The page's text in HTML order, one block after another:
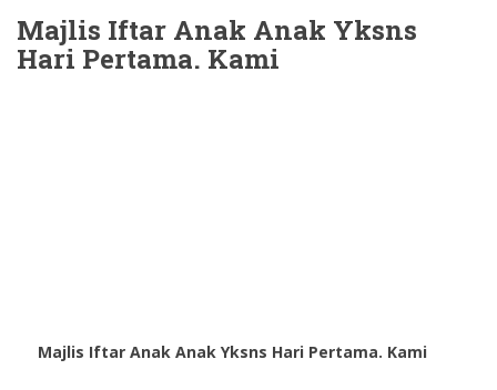
Majlis Iftar Anak Anak Yksns
Hari Pertama. Kami
Majlis Iftar Anak Anak Yksns Hari Pertama. Kami